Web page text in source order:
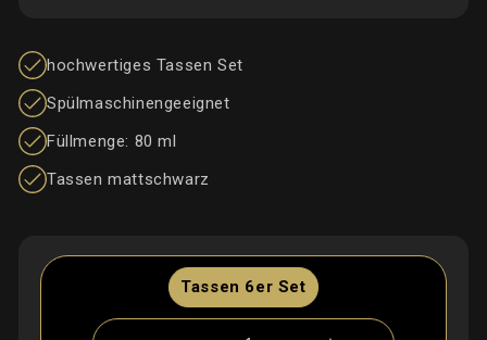
hochwertiges Tassen Set
Spülmaschinengeeignet
Füllmenge: 80 ml
Tassen mattschwarz
Tassen 6er Set